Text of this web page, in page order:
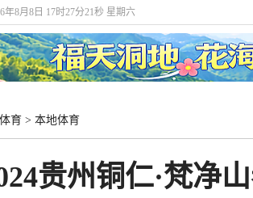
年8月8日 17时27分22秒 星期六
体育 > 本地体育
贵州铜仁·梵净